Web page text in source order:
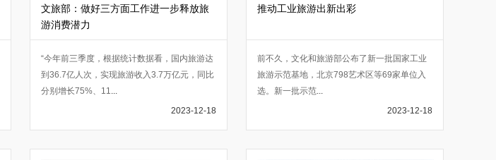
文旅部：做好三方面工作进一步释放旅
游消费潜力
“今年前三季度，根据统计数据看，国内旅游达
到36.7亿人次，实现旅游收入3.7万亿元，同比
分别增长75%、11...
2023-12-18
推动工业旅游出新出彩
前不久，文化和旅游部公布了新一批国家工业
旅游示范基地，北京798艺术区等69家单位入
选。新一批示范...
2023-12-18